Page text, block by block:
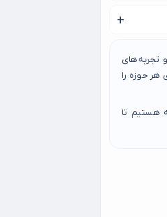
تنیس
تجربه‌های
حوزه را
هستیم تا